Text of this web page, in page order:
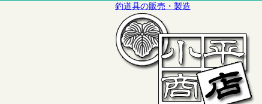
釣道具の販売・製造